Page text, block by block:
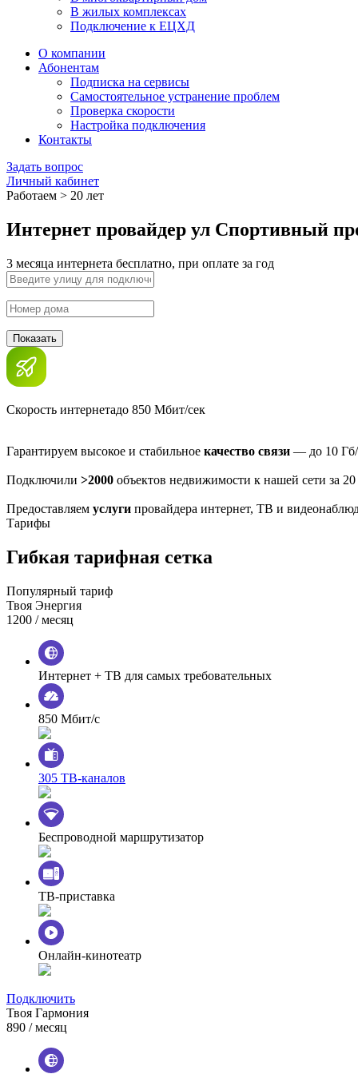
В жилых комплексах
Подключение к ЕЦХД
О компании
Абонентам
Подписка на сервисы
Самостоятельное устранение проблем
Проверка скорости
Настройка подключения
Контакты
Задать вопрос
Личный кабинет
Работаем > 20 лет
Интернет провайдер ул Спортивный
3 месяца интернета бесплатно, при оплате за год
Показать
Скорость интернетадо 850 Мбит/сек
Гарантируем высокое и стабильное качество связи — до 10 Гб/
Подключили >2000 объектов недвижимости к нашей сети за 20
Предоставляем услуги провайдера интернет, ТВ и
Тарифы
Гибкая тарифная сетка
Популярный тариф
Твоя Энергия
1200 / месяц
Интернет + ТВ для самых требовательных
850 Мбит/с
305 ТВ-каналов
Беспроводной маршрутизатор
ТВ-приставка
Онлайн-кинотеатр
Подключить
Твоя Гармония
890 / месяц